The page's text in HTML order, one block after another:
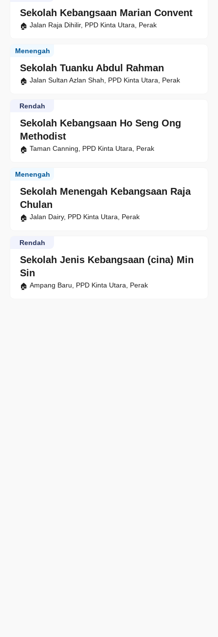
Sekolah Kebangsaan Marian Convent
Jalan Raja Dihilir, PPD Kinta Utara, Perak
Sekolah Tuanku Abdul Rahman
Menengah
Jalan Sultan Azlan Shah, PPD Kinta Utara, Perak
Sekolah Kebangsaan Ho Seng Ong
Methodist
Rendah
Taman Canning, PPD Kinta Utara, Perak
Sekolah Menengah Kebangsaan Raja
Chulan
Menengah
Jalan Dairy, PPD Kinta Utara, Perak
Sekolah Jenis Kebangsaan (cina) Min
Sin
Rendah
Ampang Baru, PPD Kinta Utara, Perak